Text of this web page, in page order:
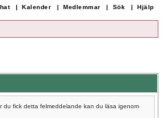
Hjälp
Sök |
Medlemmar |
Kalender |
|
fick detta felmeddelande kan du läsa igenom